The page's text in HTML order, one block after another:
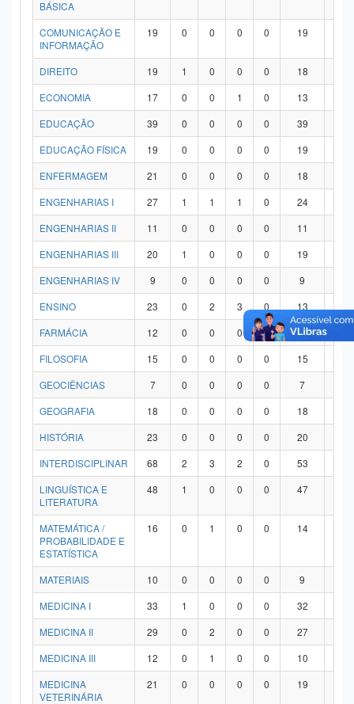
BÁSICA
COMUNICAÇÃO E
INFORMAÇÃO
19 0 0 0 0 19
DIREITO 19 1 0 0 0 18
ECONOMIA
17 0 0 1 0 13
EDUCAÇÃO
39 0 0 0 0 39
EDUCAÇÃO FÍSICA
19 0 0 0 0 19
ENFERMAGEM
21 0 0 0 0 18
ENGENHARIAS I
27 1 1 1 0 24
ENGENHARIAS II
11 0 0 0 0 11
ENGENHARIAS III
20 1 0 0 0 19
ENGENHARIAS IV
9 0 0 0 0 9
ENSINO
23 0 2 3 0 13
FARMÁCIA
12 0 0 0 0 12
FILOSOFIA
15 0 0 0 0 15
GEOCIÊNCIAS
7 0 0 0 0 7
GEOGRAFIA
18 0 0 0 0 18
HISTÓRIA
23 0 0 0 0 20
INTERDISCIPLINAR
68 2 3 2 0 53
LINGUÍSTICA E
LITERATURA
48 1 0 0 0 47
MATEMÁTICA /
PROBABILIDADE E
ESTATÍSTICA
16 0 1 0 0 14
MATERIAIS 10 0 0 0 0 9
MEDICINA I
33 1 0 0 0 32
MEDICINA II
29 0 2 0 0 27
MEDICINA III
12 0 1 0 0 10
MEDICINA
VETERINÁRIA
21 0 0 0 0 19